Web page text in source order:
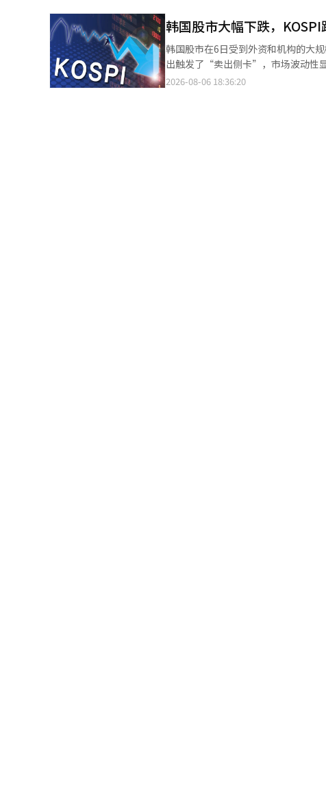
59%）。由于这两只股票占据了指
出现时，这两家公司便会受到影响，
电子和SK海力士分别下跌6.30%和10.37%。 其他专家也提出了类似的分析。DB证券研究中心
的剧烈波动并不是因为杠杆产品，而
入力量减弱，导致供需变薄。” 新英证券研究中心的金学均也表示：“（单一股票杠杆）交易金额减少确实有监管效
功反弹的推动，表现出强劲的走势。” 同一时刻，KOSDAQ指数较前一交易日上涨38.29点（5.19%），报
点。 当天该指数开盘时较前一交易日上涨10.84点（1.47%），报748.19点，随后涨幅扩大。上午10时47分，买入侧
停机制再次被触发，这是连续第三个交易日触发该机制。 在KOSDAQ市场
的上涨。个人和外国投资者分别净卖出1944亿韩元和2393亿
14.51%）、佩普特龙（上涨9.87%
缓解的预期提升了投资者的信心。 尤其是半导体等科技股的强劲表现推动了股市上涨。Meta上涨6.02%，Alphabet
上涨4.88%，微软上涨4.93%。亚马
业务（AWS）收入超出市场预期，证明了人工
英分析称：“软件通过人工智能实现
体股为中心出现反弹。 根据8月3日韩国交易所的数据，Kospi收于6257.45点，较前一个交易日下跌338.00点
韩国股市大幅下跌，
韩国股市在6日受到外资和机构的大
出触发了“卖出侧卡”，市场波动性显
据韩国交易所的数据，KOSPI指数较
2026-08-06 18:36:20